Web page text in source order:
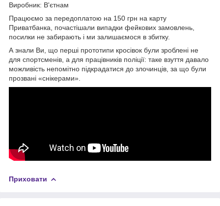
Виробник: В'єтнам
Працюємо за передоплатою на 150 грн на карту
Приватбанка, почастішали випадки фейкових замовлень,
посилки не забирають і ми залишаємося в збитку.
А знали Ви, що перші прототипи кросівок були зроблені не
для спортсменів, а для працівників поліції: таке взуття давало
можливість непомітно підкрадатися до злочинців, за що були
прозвані «снікерами».
Приховати